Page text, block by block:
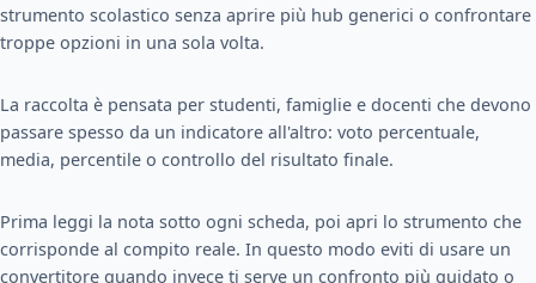
strumento scolastico senza aprire più hub generici o confrontare
troppe opzioni in una sola volta.
La raccolta è pensata per studenti, famiglie e docenti che devono
passare spesso da un indicatore all'altro: voto percentuale,
media, percentile o controllo del risultato finale.
Prima leggi la nota sotto ogni scheda, poi apri lo strumento che
corrisponde al compito reale. In questo modo eviti di usare un
convertitore quando invece ti serve un confronto più guidato o